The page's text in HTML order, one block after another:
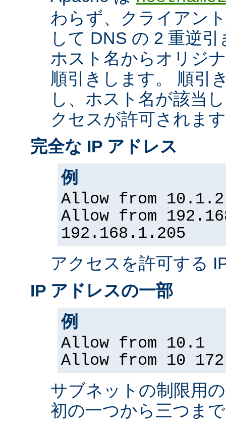
わらず、クライアン
して DNS の 2 重逆
ホスト名からオリジ
順引きします。 順引
し、ホスト名が該当
クセスが許可されま
完全な IP アドレス
例
Allow from
Allow from
192.168.1.205
アクセスを許可する
IP アドレスの一部
例
Allow from 10.1
Allow from 10
サブネットの制限用
初の一つから三つま